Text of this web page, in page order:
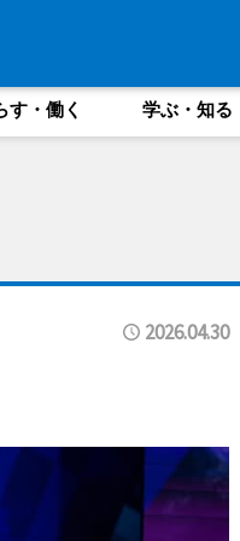
す・働く 学ぶ・知る
2026.04.30